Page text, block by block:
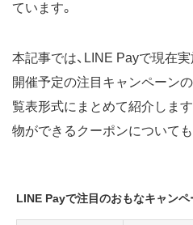
ています。
本記事では、LINE Payで現在実
開催予定の注目キャンペーン
覧表形式にまとめて紹介しま
物ができるクーポンについても
LINE Payで注目のおもなキャンペ